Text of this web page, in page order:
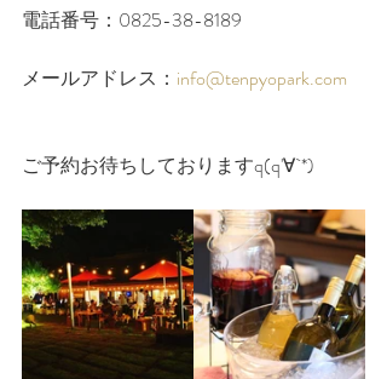
電話番号：0825-38-8189﻿
メールアドレス： info@tenpyopark.com﻿
ご予約お待ちしておりますq(q'∀`*)